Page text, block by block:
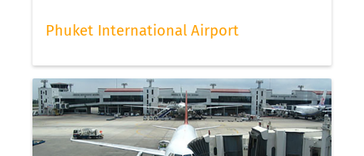
Phuket International Airport